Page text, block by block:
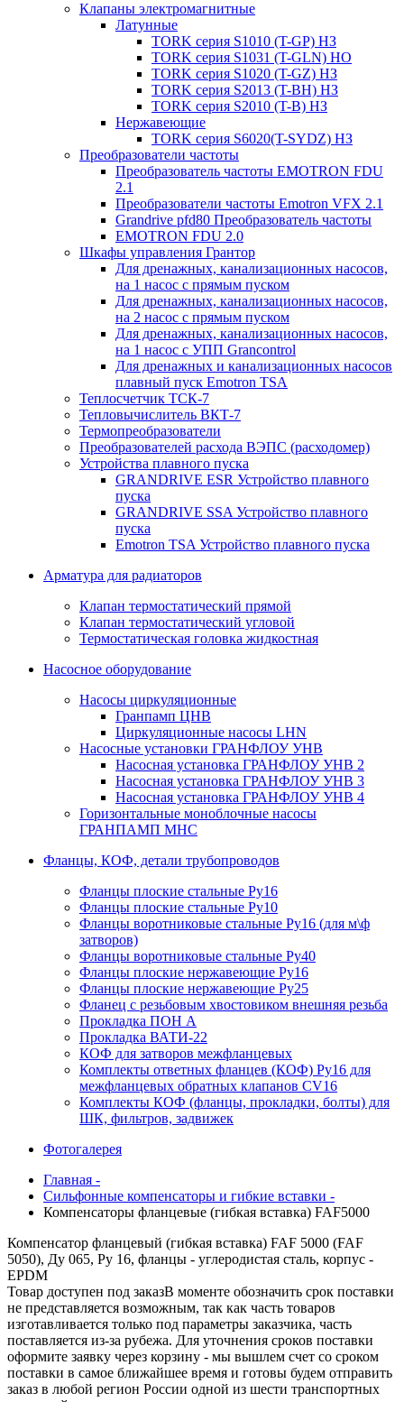
Клапаны электромагнитные
Латунные
TORK серия S1010 (T-GP) НЗ
TORK серия S1031 (T-GLN) НО
TORK серия S1020 (T-GZ) НЗ
TORK серия S2013 (T-BH) НЗ
TORK серия S2010 (T-B) НЗ
Нержавеющие
TORK серия S6020(T-SYDZ) НЗ
Преобразователи частоты
Преобразователь частоты EMOTRON FDU
2.1
Преобразователи частоты Emotron VFX 2.1
Grandrive pfd80 Преобразователь частоты
EMOTRON FDU 2.0
Шкафы управления Грантор
Для дренажных, канализационных насосов,
на 1 насос с прямым пуском
Для дренажных, канализационных насосов,
на 2 насос с прямым пуском
Для дренажных, канализационных насосов,
на 1 насос с УПП Grancontrol
Для дренажных и канализационных насосов
плавный пуск Emotron TSA
Теплосчетчик ТСК-7
Тепловычислитель ВКТ-7
Термопреобразователи
Преобразователей расхода ВЭПС (расходомер)
Устройства плавного пуска
GRANDRIVE ESR Устройство плавного
пуска
GRANDRIVE SSA Устройство плавного
пуска
Emotron TSA Устройство плавного пуска
Арматура для радиаторов
Клапан термостатический прямой
Клапан термостатический угловой
Термостатическая головка жидкостная
Насосное оборудование
Насосы циркуляционные
Гранпамп ЦНВ
Циркуляционные насосы LHN
Насосные установки ГРАНФЛОУ УНВ
Насосная установка ГРАНФЛОУ УНВ 2
Насосная установка ГРАНФЛОУ УНВ 3
Насосная установка ГРАНФЛОУ УНВ 4
Горизонтальные моноблочные насосы
ГРАНПАМП МНС
Фланцы, КОФ, детали трубопроводов
Фланцы плоские стальные Ру16
Фланцы плоские стальные Ру10
Фланцы воротниковые стальные Ру16 (для м\ф
затворов)
Фланцы воротниковые стальные Ру40
Фланцы плоские нержавеющие Ру16
Фланцы плоские нержавеющие Ру25
Фланец с резьбовым хвостовиком внешняя резьба
Прокладка ПОН А
Прокладка ВАТИ-22
КОФ для затворов межфланцевых
Комплекты ответных фланцев (КОФ) Ру16 для
межфланцевых обратных клапанов CV16
Комплекты КОФ (фланцы, прокладки, болты) для
ШК, фильтров, задвижек
Фотогалерея
Главная -
Сильфонные компенсаторы и гибкие вставки -
Компенсаторы фланцевые (гибкая вставка) FAF5000
Компенсатор фланцевый (гибкая вставка) FAF 5000 (FAF
5050), Ду 065, Ру 16, фланцы - углеродистая сталь, корпус -
EPDM
Товар доступен под заказВ моменте обозначить срок поставки
не представляется возможным, так как часть товаров
изготавливается только под параметры заказчика, часть
поставляется из-за рубежа. Для уточнения сроков поставки
оформите заявку через корзину - мы вышлем счет со сроком
поставки в самое ближайшее время и готовы будем отправить
заказ в любой регион России одной из шести транспортных